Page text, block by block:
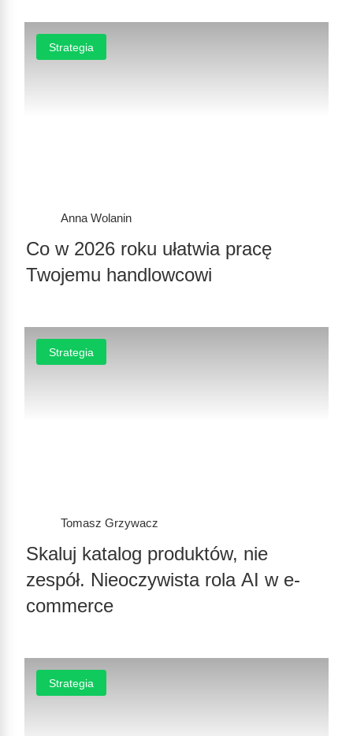
Strategia
Anna Wolanin
Co w 2026 roku ułatwia pracę
Twojemu handlowcowi
Strategia
Tomasz Grzywacz
Skaluj katalog produktów, nie
zespół. Nieoczywista rola AI w e-
commerce
Strategia